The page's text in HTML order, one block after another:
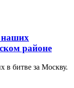
наших
районе
в битве за Москву.